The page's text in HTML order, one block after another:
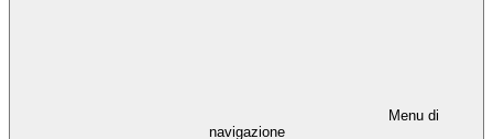
Menu di
navigazione